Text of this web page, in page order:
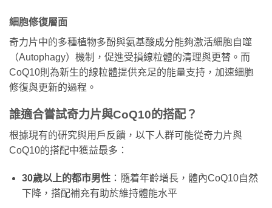
細胞修復層面
奇力片中的多種植物多酚與氨基酸成分能夠激活細胞自噬
（Autophagy）機制，促進受損線粒體的清理與更替。而
CoQ10則為新生的線粒體提供充足的能量支持，加速細胞
修復與更新的過程。
誰適合嘗試奇力片與CoQ10的搭配？
根據現有的研究與用戶反饋，以下人群可能從奇力片與
CoQ10的搭配中獲益最多：
30歲以上的都市男性：隨着年齡增長，體內CoQ10自然
下降，搭配補充有助於維持體能水平